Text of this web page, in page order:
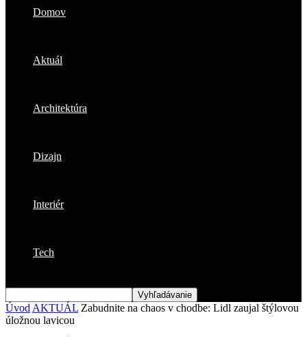
Domov
Aktuál
Architektúra
Dizajn
Interiér
Tech
Úvod AKTUÁL Zabudnite na chaos v chodbe: Lidl zaujal štýlovou
úložnou lavicou